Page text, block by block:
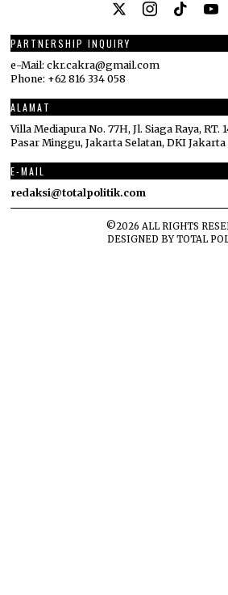
PARTNERSHIP INQUIRY
e-Mail: ckr.cakra@gmail.com
Phone: +62 816 334 058
ALAMAT
Villa Mediapura No. 77H, Jl. Siaga Raya, RT.
Pasar Minggu, Jakarta Selatan, DKI Jakarta
E-MAIL
redaksi@totalpolitik.com
©2026 ALL RIGHTS
DESIGNED BYTOTAL